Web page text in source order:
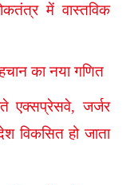
में वास्तविक
का नया गणित
एक्सप्रेसवे, जर्जर
विकसित हो जाता